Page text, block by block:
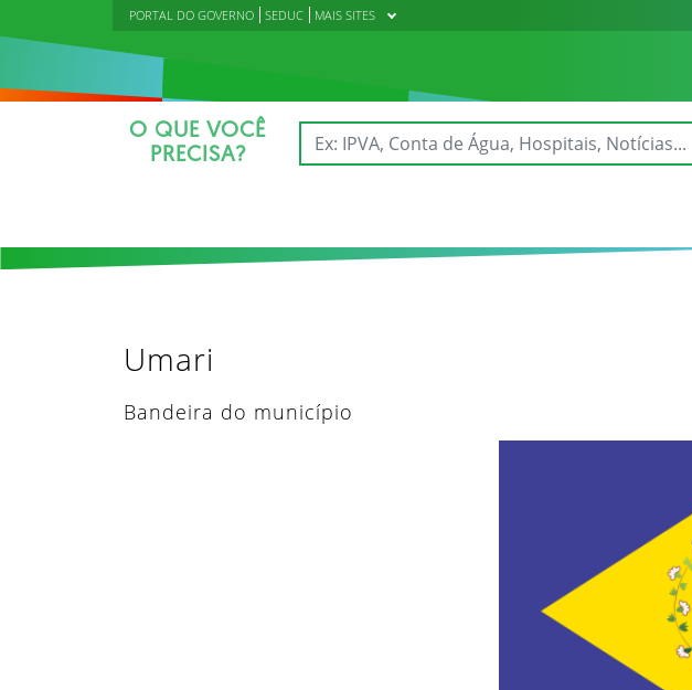
PORTAL DO GOVERNO SEDUC MAIS SITES
O QUE VOCÊ
PRECISA?
Umari
Bandeira do município